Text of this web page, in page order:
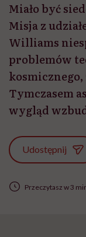
Miało być
Misja z
Williams
problemów
kosmicznego,
Tymczasem
wygląd
Udostępnij
Przeczytasz w 3